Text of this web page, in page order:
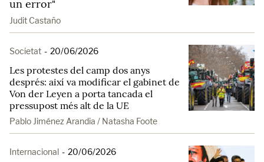
un error"
Judit Castaño
Societat - 20/06/2026
Les protestes del camp dos anys
després: així va modificar el gabinet de
Von der Leyen a porta tancada el
pressupost més alt de la UE
Pablo Jiménez Arandia / Natasha Foote
Internacional - 20/06/2026